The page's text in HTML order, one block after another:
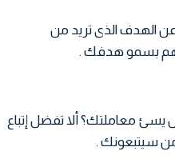
الهدف الذى تريد من
بسمو هدفك .
معاملتك؟ ألا تفضل إتباع
سيتبعونك .